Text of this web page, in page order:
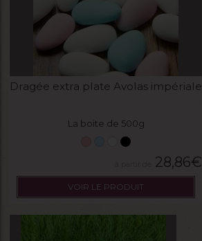
Dragée extra plate Avolas impériale
La boite de 500g
28,86€
VOIR LE PRODUIT